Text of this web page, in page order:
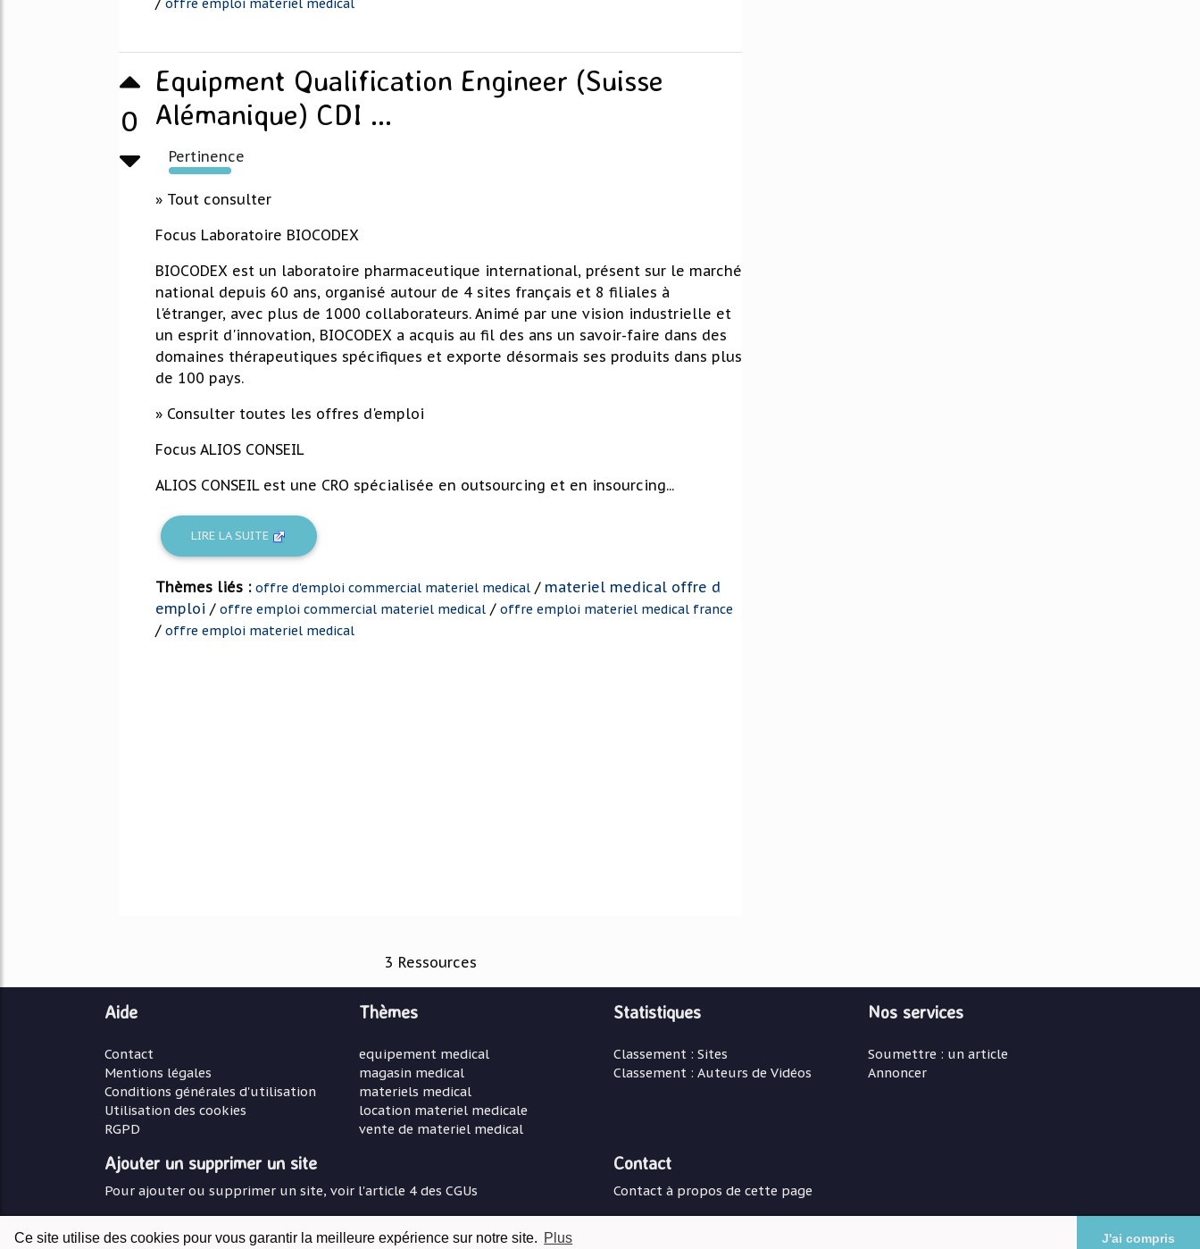
Ce site utilise des cookies pour vous garantir la meilleure expérience sur notre site. Plus J'ai compris
offre emploi materiel medical
0
Equipment Qualification Engineer (Suisse
Alémanique) CDI ...
Pertinence
257%
» Tout consulter
Focus Laboratoire BIOCODEX
BIOCODEX est un laboratoire pharmaceutique international, présent sur le marché
national depuis 60 ans, organisé autour de 4 sites français et 8 filiales à
l'étranger, avec plus de 1000 collaborateurs. Animé par une vision industrielle et
un esprit d'innovation, BIOCODEX a acquis au fil des ans un savoir-faire dans des
domaines thérapeutiques spécifiques et exporte désormais ses produits dans plus
de 100 pays.
» Consulter toutes les offres d'emploi
Focus ALIOS CONSEIL
ALIOS CONSEIL est une CRO spécialisée en outsourcing et en insourcing...
LIRE LA SUITE
Thèmes liés : offre d'emploi commercial materiel medical / materiel medical offre d
emploi / offre emploi commercial materiel medical / offre emploi materiel medical france
/ offre emploi materiel medical
3 Ressources
Aide
Contact
Mentions légales
Conditions générales d'utilisation
Utilisation des cookies
RGPD
Thèmes
equipement medical
magasin medical
materiels medical
location materiel medicale
vente de materiel medical
Statistiques
Classement : Sites
Classement : Auteurs de Vidéos
Nos services
Soumettre : un article
Annoncer
Ajouter un supprimer un site
Pour ajouter ou supprimer un site, voir l'article 4 des CGUs
Contact
Contact à propos de cette page
© Copyright: